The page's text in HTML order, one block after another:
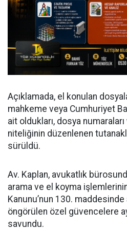
Açıklamada, el konulan
mahkeme veya Cumhuriyet
ait oldukları, dosya
niteliğinin düzenlenen
sürüldü.
Av. Kaplan, avukatlık
arama ve el koyma
Kanunu’nun 130.
öngörülen özel güvencelere
savundu.